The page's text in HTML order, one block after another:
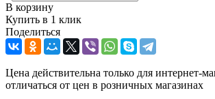
В корзину
Купить в 1 клик
Поделиться
Цена действительна только для интернет-
отличаться от цен в розничных магазинах